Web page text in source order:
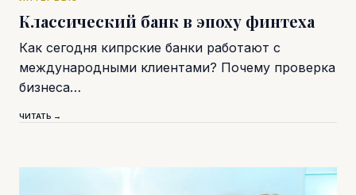
Классический банк в эпоху финтеха
Как сегодня кипрские банки работают с
международными клиентами? Почему проверка
бизнеса…
ЧИТАТЬ →